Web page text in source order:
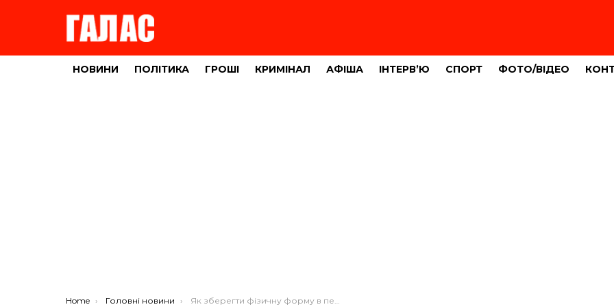
НОВИНИ ПОЛІТИКА ГРОШІ КРИМІНАЛ АФІША ІНТЕРВ’Ю СПОРТ ФОТО/ВІДЕО
You are here:
Home Головні новини Як зберегти фізичну форму в період карантину?